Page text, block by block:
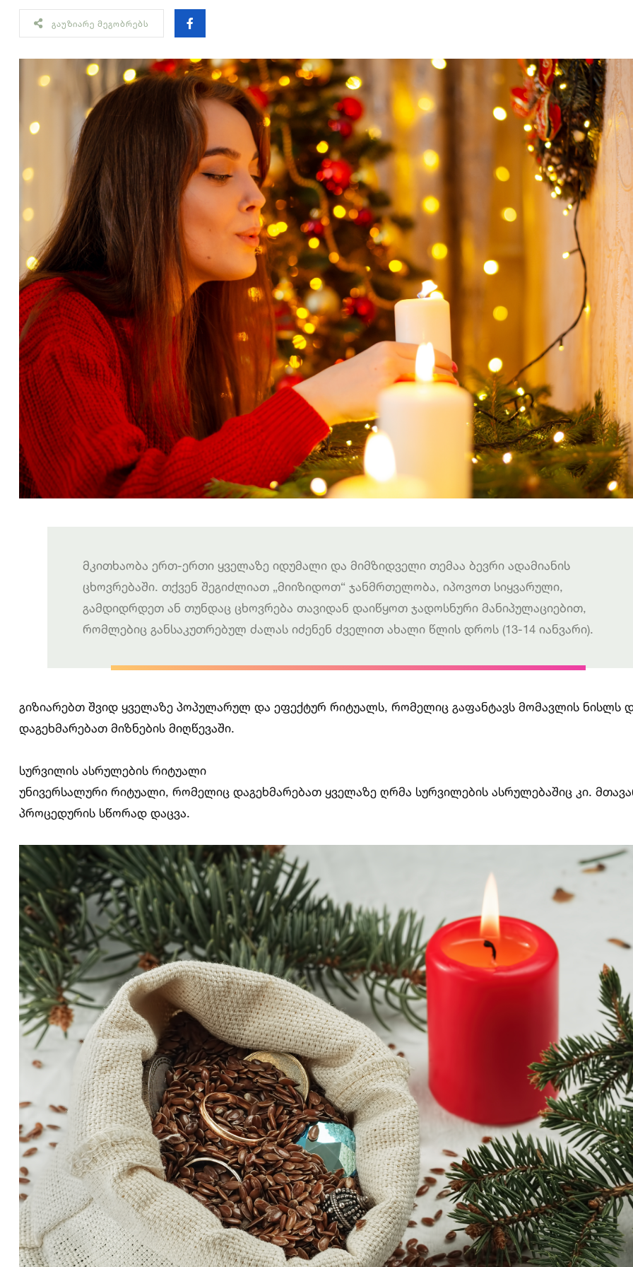
ᲒᲐᲣᲖᲘᲐᲠᲔ ᲛᲔᲒᲝᲑᲠᲔᲑᲡ
მკითხაობა ერთ-ერთი ყველაზე იდუმალი და მიმზიდველი თემაა ბევრი ადამიანის
ცხოვრებაში. თქვენ შეგიძლიათ „მიიზიდოთ“ ჯანმრთელობა, იპოვოთ სიყვარული,
გამდიდრდეთ ან თუნდაც ცხოვრება თავიდან დაიწყოთ ჯადოსნური მანიპულაციებით,
რომლებიც განსაკუთრებულ ძალას იძენენ ძველით ახალი წლის დროს (13-14 იანვარი).
გიზიარებთ შვიდ ყველაზე პოპულარულ და ეფექტურ რიტუალს, რომელიც გაფანტავს მომავლის ნისლს
დაგეხმარებათ მიზნების მიღწევაში.
სურვილის ასრულების რიტუალი
უნივერსალური რიტუალი, რომელიც დაგეხმარებათ ყველაზე ღრმა სურვილების ასრულებაშიც კი.
პროცედურის სწორად დაცვა.